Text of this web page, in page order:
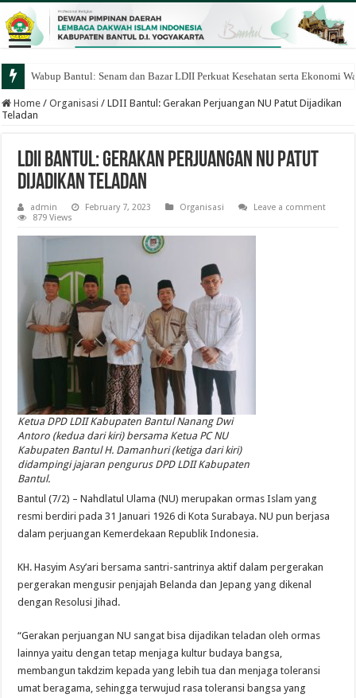
Wabup Bantul: Senam dan Bazar LDII Perkuat Kesehatan serta Ekonomi
Home / Organisasi / LDII Bantul: Gerakan Perjuangan NU Patut Dijadikan
Teladan
LDII Bantul: Gerakan Perjuangan NU Patut
Dijadikan Teladan
admin February 7, 2023 Organisasi
Leave a comment
879 Views
Ketua DPD LDII Kabupaten Bantul Nanang Dwi
Antoro (kedua dari kiri) bersama Ketua PC NU
Kabupaten Bantul H. Damanhuri (ketiga dari kiri)
didampingi jajaran pengurus DPD LDII Kabupaten
Bantul.
Bantul (7/2) – Nahdlatul Ulama (NU) merupakan ormas Islam yang
resmi berdiri pada 31 Januari 1926 di Kota Surabaya. NU pun berjasa
dalam perjuangan Kemerdekaan Republik Indonesia.
KH. Hasyim Asy’ari bersama santri-santrinya aktif dalam pergerakan
pergerakan mengusir penjajah Belanda dan Jepang yang dikenal
dengan Resolusi Jihad.
“Gerakan perjuangan NU sangat bisa dijadikan teladan oleh ormas
lainnya yaitu dengan tetap menjaga kultur budaya bangsa,
membangun takdzim kepada yang lebih tua dan menjaga toleransi
umat beragama, sehingga terwujud rasa toleransi bangsa yang